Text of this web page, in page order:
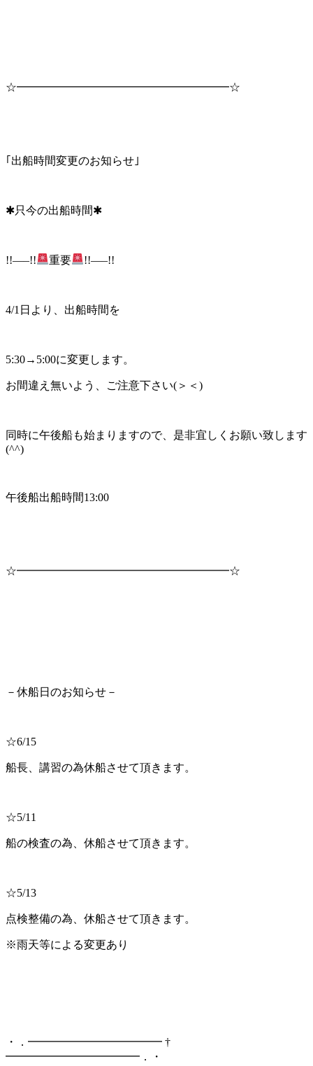
☆━━━━━━━━━━━━━━━━━━━☆
｢出船時間変更のお知らせ｣
✱只今の出船時間✱
!!—–!! 重要 !!—–!!
4/1日より、出船時間を
5:30→5:00に変更します。
お間違え無いよう、ご注意下さい(＞＜)
同時に午後船も始まりますので、是非宜しくお願い致します
(^^)
午後船出船時間13:00
☆━━━━━━━━━━━━━━━━━━━☆
－休船日のお知らせ－
☆6/15
船長、講習の為休船させて頂きます。
☆5/11
船の検査の為、休船させて頂きます。
☆5/13
点検整備の為、休船させて頂きます。
※雨天等による変更あり
・．━━━━━━━━━━━━ †
━━━━━━━━━━━━．・